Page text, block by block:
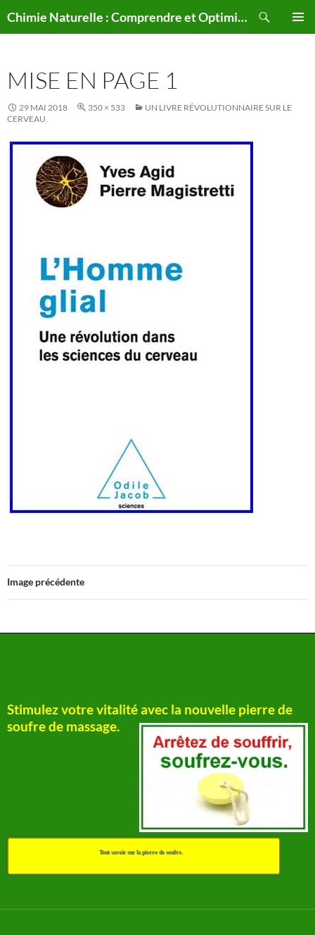
au
Chimie Naturelle : Comprendre et Optimiser le Corps Humain Naturellement
MISE EN PAGE 1
29 MAI 2018 350 × 533
UN LIVRE RÉVOLUTIONNAIRE SUR LE
CERVEAU.
Image précédente
Stimulez votre vitalité avec la nouvelle pierre de
soufre de massage.
Tout savoir sur la pierre de soufre.